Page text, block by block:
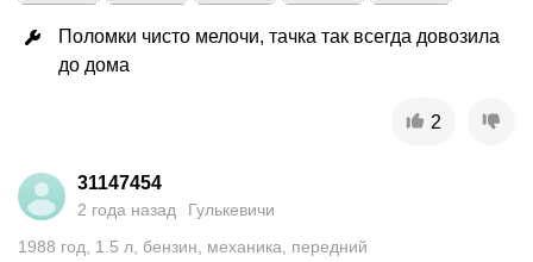
Поломки чисто мелочи, тачка так всегда довозила
до дома
2
31147454
2 года назад
Гулькевичи
1988 год 1.5 л бензин механика передний